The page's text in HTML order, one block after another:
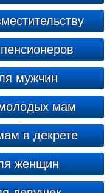
мужчин
мам
в декрете
женщин